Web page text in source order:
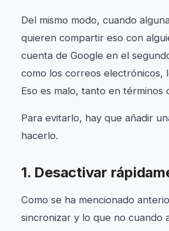
Del mismo modo, cuando
quieren compartir eso con
cuenta de Google en el
como los correos electrónicos,
Eso es malo, tanto en términos
Para evitarlo, hay que añadir
hacerlo.
1. Desactivar
Como se ha mencionado
sincronizar y lo que no cuando